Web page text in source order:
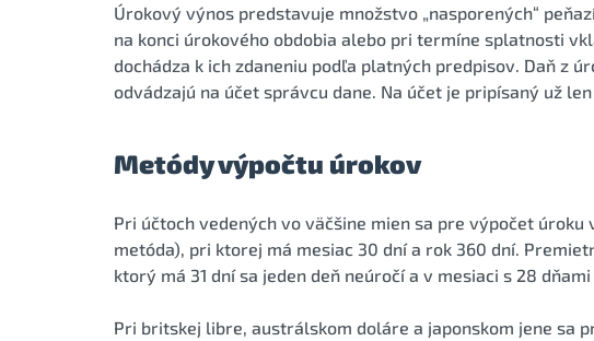
Úrokový výnos predstavuje množstvo „nasporených“
na konci úrokového obdobia alebo pri termíne splatnosti
dochádza k ich zdaneniu podľa platných predpisov. Daň z
odvádzajú na účet správcu dane. Na účet je pripísaný už
Metódy výpočtu úrokov
Pri účtoch vedených vo väčšine mien sa pre výpočet
metóda), pri ktorej má mesiac 30 dní a rok 360 dní.
ktorý má 31 dní sa jeden deň neúročí a v mesiaci s 28
Pri britskej libre, austrálskom doláre a japonskom jene sa